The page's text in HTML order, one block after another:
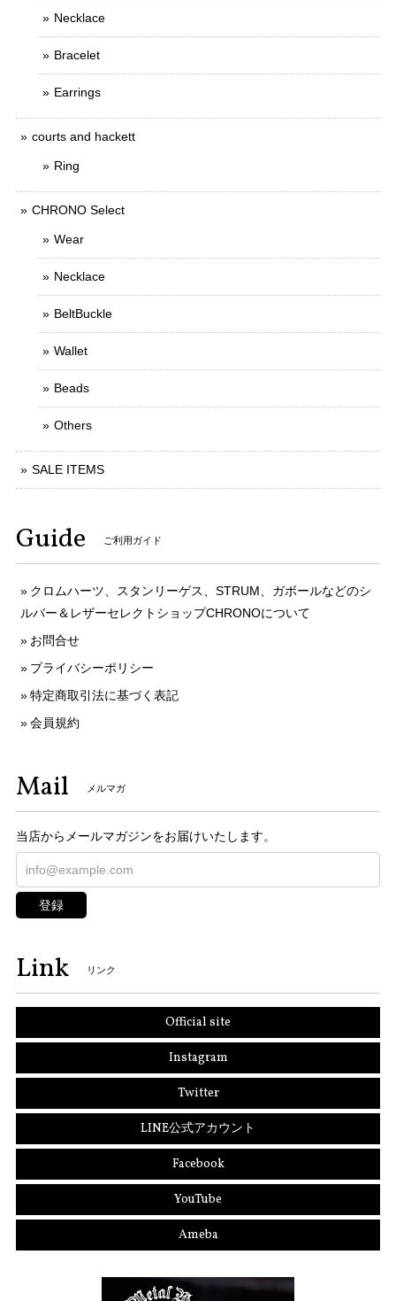
Necklace
Bracelet
Earrings
courts and hackett
Ring
CHRONO Select
Wear
Necklace
BeltBuckle
Wallet
Beads
Others
SALE ITEMS
Guide ご利用ガイド
クロムハーツ、スタンリーゲス、STRUM、ガボールなどのシ
ルバー＆レザーセレクトショップCHRONOについて
お問合せ
プライバシーポリシー
特定商取引法に基づく表記
会員規約
Mail メルマガ
当店からメールマガジンをお届けいたします。
登録
Link リンク
Official site
Instagram
Twitter
LINE公式アカウント
Facebook
YouTube
Ameba